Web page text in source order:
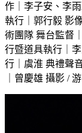
作｜李子安、李
執行｜郭行毅 影
術團隊 舞台監督
行暨道具執行｜
行｜虞淮 典禮聲
｜曾慶雄 攝影 /